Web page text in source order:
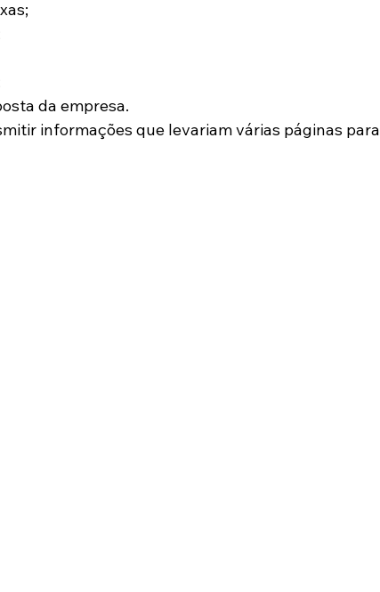
da empresa.
informações que levariam várias páginas para